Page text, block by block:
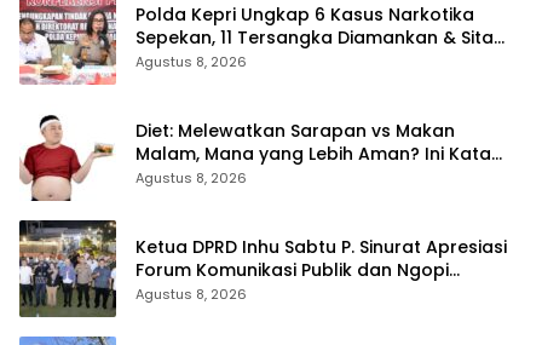
Polda Kepri Ungkap 6 Kasus Narkotika
Sepekan, 11 Tersangka Diamankan & Sita
402 Gram Sabu
Agustus 8, 2026
Diet: Melewatkan Sarapan vs Makan
Malam, Mana yang Lebih Aman? Ini Kata
Dokter
Agustus 8, 2026
Ketua DPRD Inhu Sabtu P. Sinurat Apresiasi
Forum Komunikasi Publik dan Ngopi
Bersama Kejari Inhu
Agustus 8, 2026